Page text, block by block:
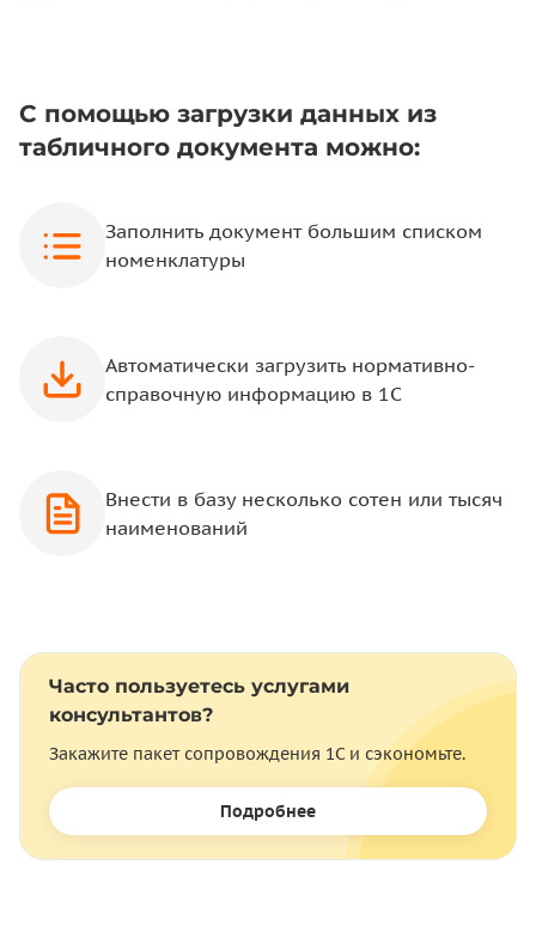
С помощью загрузки данных из
табличного документа можно:
Заполнить документ большим списком
номенклатуры
Автоматически загрузить нормативно-
справочную информацию в 1С
Внести в базу несколько сотен или тысяч
наименований
Часто пользуетесь услугами
консультантов?
Закажите пакет сопровождения 1С и сэкономьте.
Подробнее